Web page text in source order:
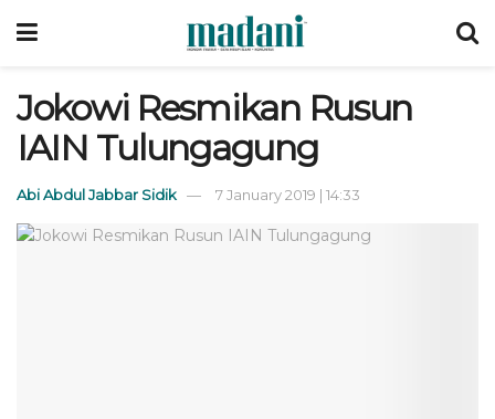
Jokowi Resmikan Rusun
IAIN Tulungagung
Abi Abdul Jabbar Sidik 7 January 2019 | 14:33